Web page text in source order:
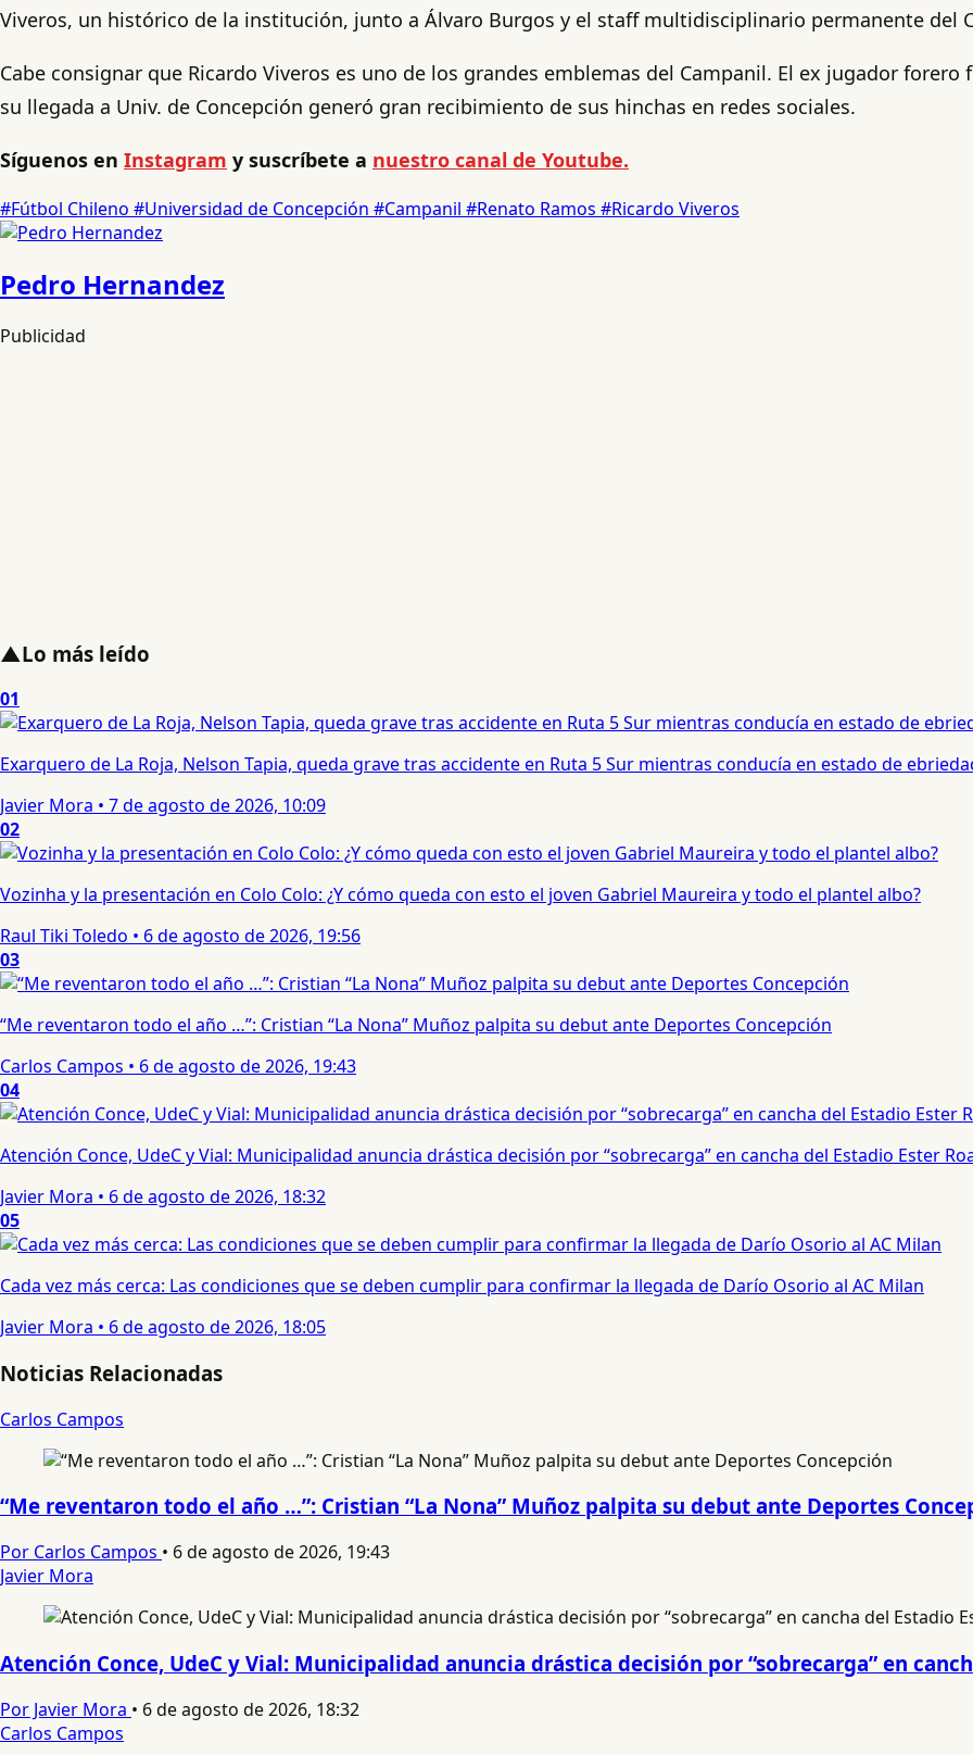
Viveros, un histórico de la institución, junto a Álvaro Burgos y el staff multidisciplinario permanente del
Cabe consignar que Ricardo Viveros es uno de los grandes emblemas del Campanil. El ex jugador
su llegada a Univ. de Concepción generó gran recibimiento de sus hinchas en redes sociales.
Síguenos en Instagram y suscríbete a nuestro canal de Youtube.
#Fútbol Chileno #Universidad de Concepción #Campanil #Renato Ramos #Ricardo Viveros
Pedro Hernandez
Publicidad
▲Lo más leído
01
Exarquero de La Roja, Nelson Tapia, queda grave tras accidente en Ruta 5 Sur mientras conducía en estado de
Javier Mora • 7 de agosto de 2026, 10:09
02
Vozinha y la presentación en Colo Colo: ¿Y cómo queda con esto el joven Gabriel Maureira y todo el plantel albo?
Raul Tiki Toledo • 6 de agosto de 2026, 19:56
03
“Me reventaron todo el año …”: Cristian “La Nona” Muñoz palpita su debut ante Deportes Concepción
Carlos Campos • 6 de agosto de 2026, 19:43
04
Atención Conce, UdeC y Vial: Municipalidad anuncia drástica decisión por “sobrecarga” en cancha del Estadio Ester
Javier Mora • 6 de agosto de 2026, 18:32
05
Cada vez más cerca: Las condiciones que se deben cumplir para confirmar la llegada de Darío Osorio al AC Milan
Javier Mora • 6 de agosto de 2026, 18:05
Noticias Relacionadas
Carlos Campos
“Me reventaron todo el año …”: Cristian “La Nona” Muñoz palpita su debut ante Deportes
Por Carlos Campos • 6 de agosto de 2026, 19:43
Javier Mora
Atención Conce, UdeC y Vial: Municipalidad anuncia drástica decisión por “sobrecarga” en
Por Javier Mora • 6 de agosto de 2026, 18:32
Carlos Campos